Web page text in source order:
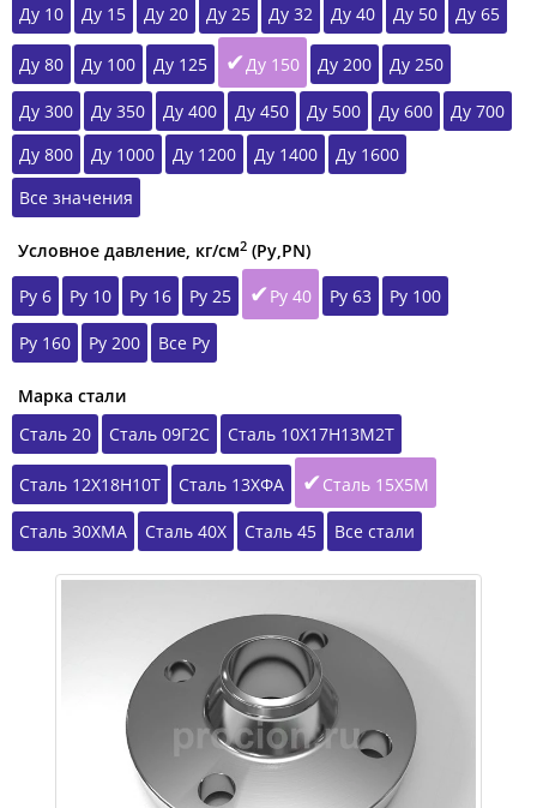
Ду 10
Ду 15 Ду 20 Ду 25 Ду 32 Ду 40 Ду 50 Ду 65
Ду 80 Ду 100 Ду 125 Ду 150 Ду 200 Ду 250
Ду 300 Ду 350 Ду 400 Ду 450 Ду 500 Ду 600
Ду 700
Ду 800
Ду 1000 Ду 1200 Ду 1400
Ду 1600
Все значения
Условное давление, кг/см2 (Ру,РN)
Ру 6
Ру 10 Ру 16 Ру 25 Ру 40 Ру 63 Ру 100
Ру 160 Ру 200 Все Ру
Марка стали
Сталь 20
Сталь 09Г2С Сталь 10Х17Н13М2Т
Сталь 12Х18Н10Т Сталь 13ХФА Сталь 15Х5М
Сталь 30ХМА Сталь 40Х Сталь 45 Все стали